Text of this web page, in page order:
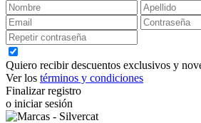
Quiero recibir descuentos exclusivos y
Ver los términos y condiciones
Finalizar registro
o iniciar sesión